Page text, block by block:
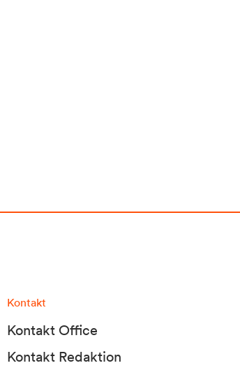
Kontakt
Kontakt Office
Kontakt Redaktion